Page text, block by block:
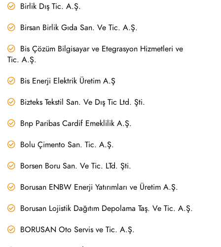
Birlik Dış Tic. A.Ş.
Birsan Birlik Gıda San. Ve Tic. A.Ş.
Bis Çözüm Bilgisayar ve Etegrasyon Hizmetleri ve
Tic. A.Ş.
Bis Enerji Elektrik Üretim A.Ş
Bizteks Tekstil San. Ve Dış Tic Ltd. Şti.
Bnp Paribas Cardif Emeklilik A.Ş.
Bolu Çimento San. Tic. A.Ş.
Borsen Boru San. Ve Tic. LTd. Şti.
Borusan ENBW Enerji Yatırımları ve Üretim A.Ş.
Borusan Lojistik Dağıtım Depolama Taş. Ve Tic. A.Ş.
BORUSAN Oto Servis ve Tic. A.Ş.